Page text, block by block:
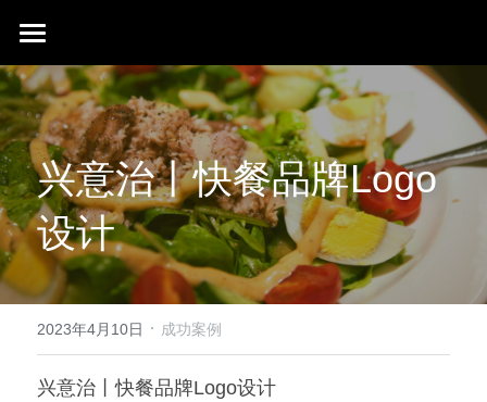
首页
行业成就
同行赞誉
荣膺奖项
关于我们
联系我们
搜索
兴意治丨快餐品牌Logo
设计
2023年4月10日 · 成功案例
兴意治丨快餐品牌Logo设计